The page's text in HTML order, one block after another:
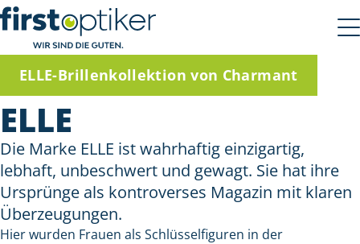
ELLE-Brillenkollektion von Charmant
ELLE
Die Marke ELLE ist wahrhaftig einzigartig,
lebhaft, unbeschwert und gewagt. Sie hat ihre
Ursprünge als kontroverses Magazin mit klaren
Überzeugungen.
Hier wurden Frauen als Schlüsselfiguren in der